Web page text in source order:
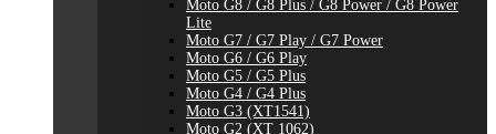
Moto G8 / G8 Plus / G8 Power / G8 Power
Lite
Moto G7 / G7 Play / G7 Power
Moto G6 / G6 Play
Moto G5 / G5 Plus
Moto G4 / G4 Plus
Moto G3 (XT1541)
Moto G2 (XT 1062)